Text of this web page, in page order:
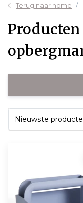
Terug naar home